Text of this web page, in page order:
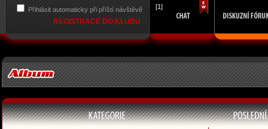
Přihlásit automaticky při příští návštěvě
REGISTRACE DO KLUBU
[1]